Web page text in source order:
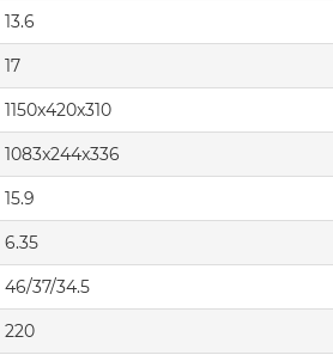
13.6
17
1150x420x310
1083x244x336
15.9
6.35
46/37/34.5
220